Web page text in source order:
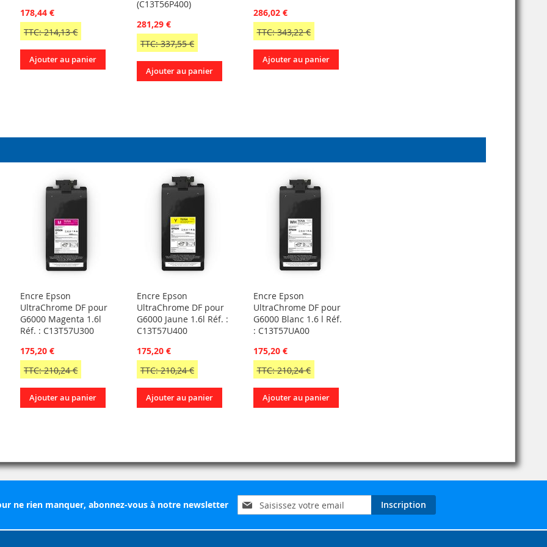
178,44 €
TTC: 214,13 €
Ajouter au panier
(C13T56P400)
281,29 €
TTC: 337,55 €
Ajouter au panier
286,02 €
TTC: 343,22 €
Ajouter au panier
Encre Epson
UltraChrome DF pour
G6000 Magenta 1.6l
Réf. : C13T57U300
175,20 €
TTC: 210,24 €
Ajouter au panier
Encre Epson
UltraChrome DF pour
G6000 Jaune 1.6l Réf. :
C13T57U400
175,20 €
TTC: 210,24 €
Ajouter au panier
Encre Epson
UltraChrome DF pour
G6000 Blanc 1.6 l Réf.
: C13T57UA00
175,20 €
TTC: 210,24 €
Ajouter au panier
ne rien manquer, abonnez-vous à notre newsletter
Inscription
à
Inscription